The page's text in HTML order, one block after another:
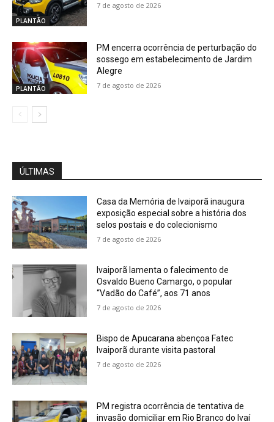
PLANTÃO
7 de agosto de 2026
PLANTÃO
PM encerra ocorrência de perturbação do
sossego em estabelecimento de Jardim
Alegre
7 de agosto de 2026
ÚLTIMAS
Casa da Memória de Ivaiporã inaugura
exposição especial sobre a história dos
selos postais e do colecionismo
7 de agosto de 2026
Ivaiporã lamenta o falecimento de
Osvaldo Bueno Camargo, o popular
“Vadão do Café”, aos 71 anos
7 de agosto de 2026
Bispo de Apucarana abençoa Fatec
Ivaiporã durante visita pastoral
7 de agosto de 2026
PM registra ocorrência de tentativa de
invasão domiciliar em Rio Branco do Ivaí